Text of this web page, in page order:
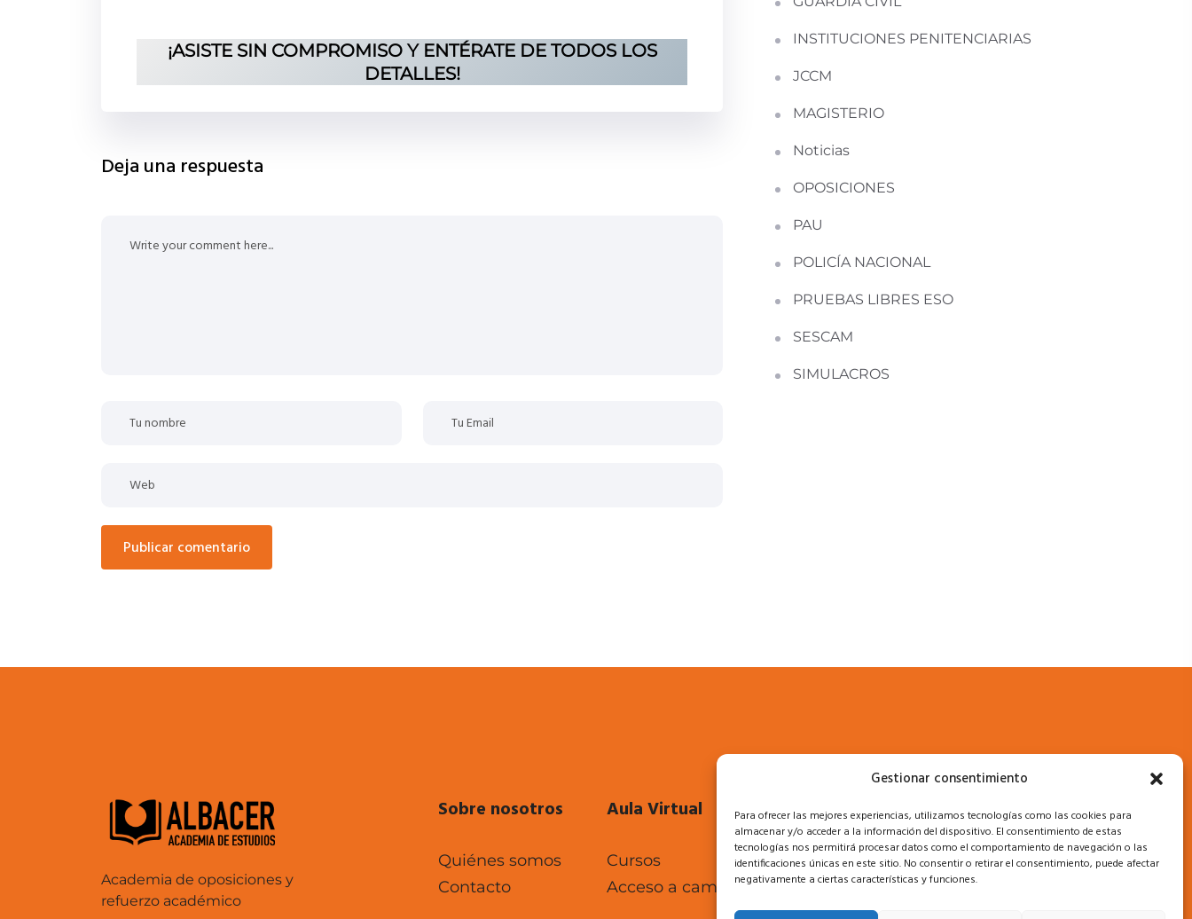
Gestionar consentimiento
Para ofrecer las mejores experiencias, utilizamos tecnologías como las cookies para
almacenar y/o acceder a la información del dispositivo. El consentimiento de estas
tecnologías nos permitirá procesar datos como el comportamiento de navegación o las
identificaciones únicas en este sitio. No consentir o retirar el consentimiento, puede afectar
negativamente a ciertas características y funciones.
¡ASISTE SIN COMPROMISO Y ENTÉRATE DE TODOS LOS
DETALLES!
Deja una respuesta
publicar comentario
INSTITUCIONES PENITENCIARIAS
JCCM
MAGISTERIO
Noticias
OPOSICIONES
PAU
POLICÍA NACIONAL
PRUEBAS LIBRES ESO
SESCAM
SIMULACROS
Academia de oposiciones y
refuerzo académico
Sobre nosotros
Quiénes somos
Contacto
Aula Virtual
Cursos
Acceso a campus
Legal
Política de privacidad
Política de Protección de Datos
Política de cookies (UE)